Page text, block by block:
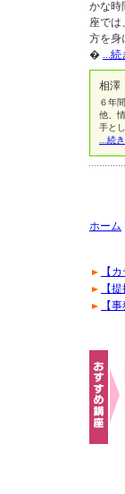
かな時
座では
方を身
� ...続
相
６年
他、
手と
...続
ホーム
【
【
【